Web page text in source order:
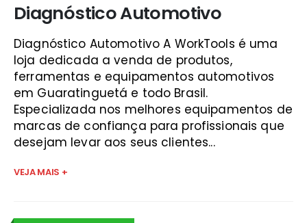
Diagnóstico Automotivo
Diagnóstico Automotivo A WorkTools é uma
loja dedicada a venda de produtos,
ferramentas e equipamentos automotivos
em Guaratinguetá e todo Brasil.
Especializada nos melhores equipamentos de
marcas de confiança para profissionais que
desejam levar aos seus clientes...
VEJA MAIS +